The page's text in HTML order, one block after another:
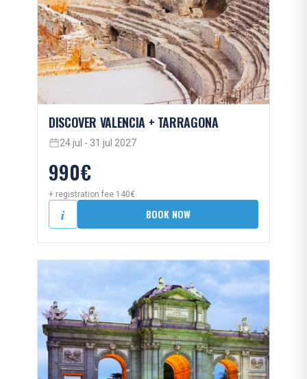
DISCOVER VALENCIA + TARRAGONA
24 jul - 31 jul 2027
990€
+ registration fee 140€
i BOOK NOW